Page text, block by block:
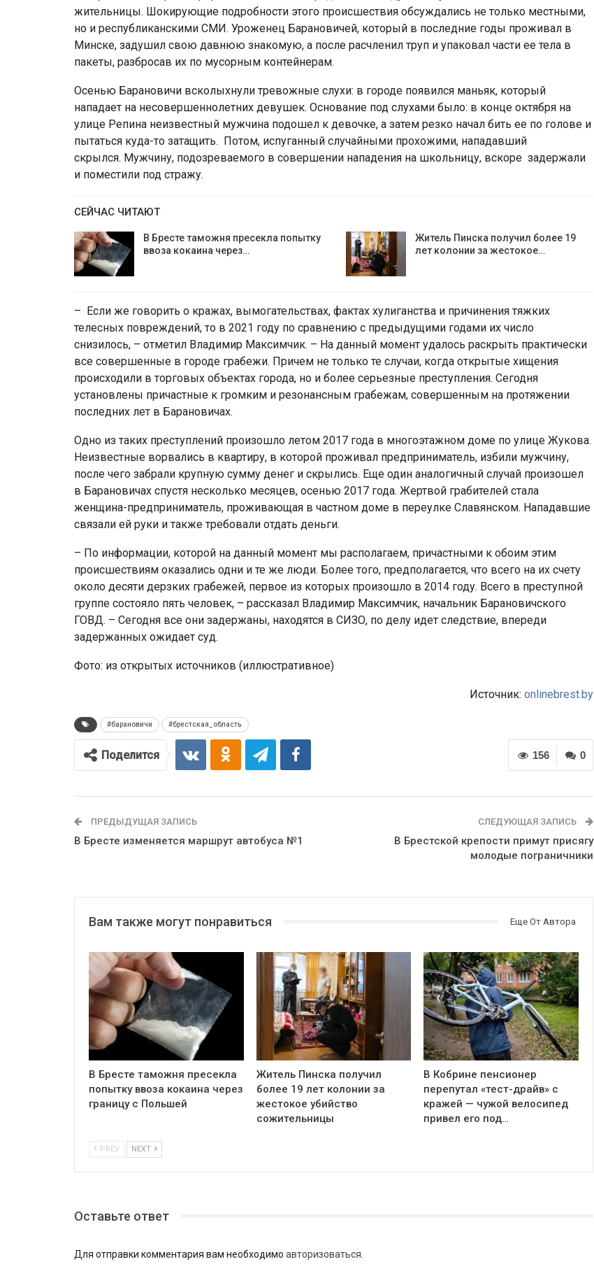
жительницы. Шокирующие подробности этого происшествия обсуждались не только местными,
но и республиканскими СМИ. Уроженец Барановичей, который в последние годы проживал в
Минске, задушил свою давнюю знакомую, а после расчленил труп и упаковал части ее тела в
пакеты, разбросав их по мусорным контейнерам.
Осенью Барановичи всколыхнули тревожные слухи: в городе появился маньяк, который
нападает на несовершеннолетних девушек. Основание под слухами было: в конце октября на
улице Репина неизвестный мужчина подошел к девочке, а затем резко начал бить ее по голове и
пытаться куда-то затащить. Потом, испуганный случайными прохожими, нападавший
скрылся. Мужчину, подозреваемого в совершении нападения на школьницу, вскоре задержали
и поместили под стражу.
СЕЙЧАС ЧИТАЮТ
В Бресте таможня пресекла попытку
ввоза кокаина через…
Житель Пинска получил более 19
лет колонии за жестокое…
– Если же говорить о кражах, вымогательствах, фактах хулиганства и причинения тяжких
телесных повреждений, то в 2021 году по сравнению с предыдущими годами их число
снизилось, – отметил Владимир Максимчик. – На данный момент удалось раскрыть практически
все совершенные в городе грабежи. Причем не только те случаи, когда открытые хищения
происходили в торговых объектах города, но и более серьезные преступления. Сегодня
установлены причастные к громким и резонансным грабежам, совершенным на протяжении
последних лет в Барановичах.
Одно из таких преступлений произошло летом 2017 года в многоэтажном доме по улице Жукова.
Неизвестные ворвались в квартиру, в которой проживал предприниматель, избили мужчину,
после чего забрали крупную сумму денег и скрылись. Еще один аналогичный случай произошел
в Барановичах спустя несколько месяцев, осенью 2017 года. Жертвой грабителей стала
женщина-предприниматель, проживающая в частном доме в переулке Славянском. Нападавшие
связали ей руки и также требовали отдать деньги.
– По информации, которой на данный момент мы располагаем, причастными к обоим этим
происшествиям оказались одни и те же люди. Более того, предполагается, что всего на их счету
около десяти дерзких грабежей, первое из которых произошло в 2014 году. Всего в преступной
группе состояло пять человек, – рассказал Владимир Максимчик, начальник Барановичского
ГОВД. – Сегодня все они задержаны, находятся в СИЗО, по делу идет следствие, впереди
задержанных ожидает суд.
Фото: из открытых источников (иллюстративное)
Источник: onlinebrest.by
#барановичи #брестская_область
0
156
Поделится
ПРЕДЫДУЩАЯ ЗАПИСЬ
В Бресте изменяется маршрут автобуса №1
СЛЕДУЮЩАЯ ЗАПИСЬ
В Брестской крепости примут присягу
молодые пограничники
Вам также могут понравиться Еще От Автора
В Бресте таможня пресекла
попытку ввоза кокаина через
границу с Польшей
Житель Пинска получил
более 19 лет колонии за
жестокое убийство
сожительницы
В Кобрине пенсионер
перепутал «тест-драйв» с
кражей — чужой велосипед
привел его под…
PREV NEXT
Оставьте ответ
Для отправки комментария вам необходимо авторизоваться